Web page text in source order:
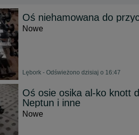
Oś niehamowana do
Nowe
Lębork - Odświeżono dzisiaj o 16:47
Oś osie osika al-ko knott
Neptun i inne
Nowe